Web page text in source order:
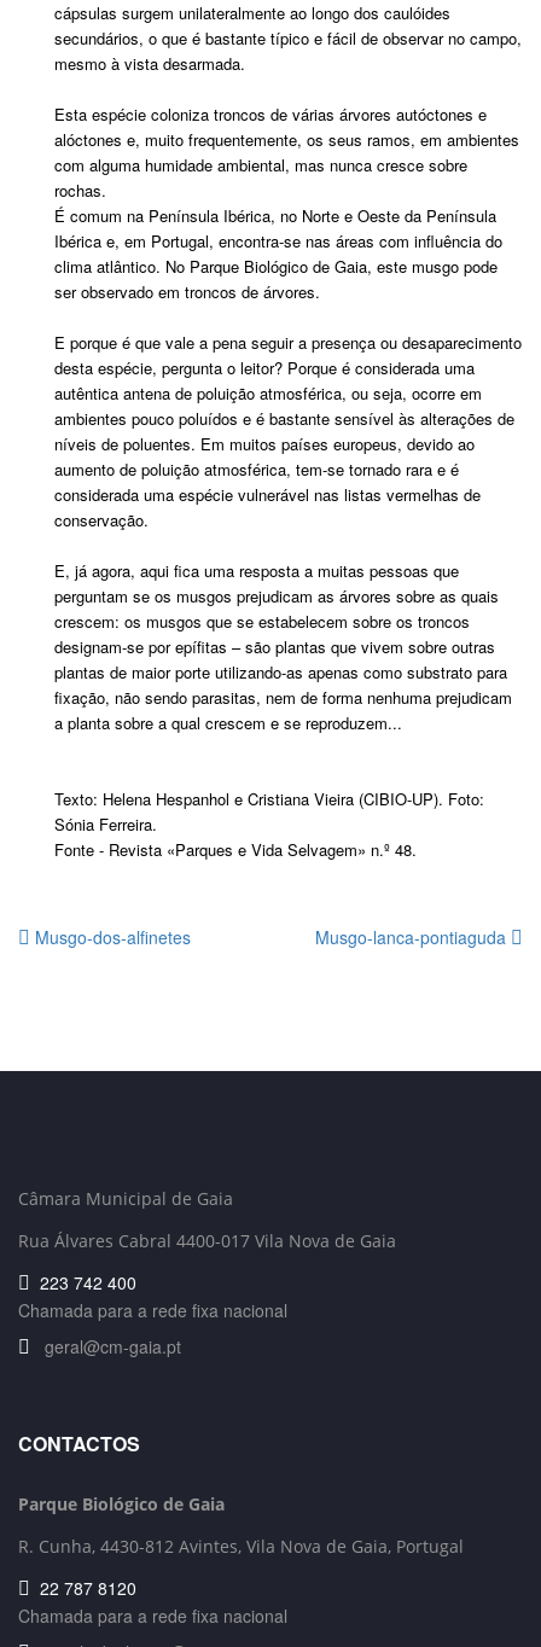
cápsulas surgem unilateralmente ao longo dos caulóides
secundários, o que é bastante típico e fácil de observar no campo,
mesmo à vista desarmada.
Esta espécie coloniza troncos de várias árvores autóctones e
alóctones e, muito frequentemente, os seus ramos, em ambientes
com alguma humidade ambiental, mas nunca cresce sobre
rochas.
É comum na Península Ibérica, no Norte e Oeste da Península
Ibérica e, em Portugal, encontra-se nas áreas com influência do
clima atlântico. No Parque Biológico de Gaia, este musgo pode
ser observado em troncos de árvores.
E porque é que vale a pena seguir a presença ou desaparecimento
desta espécie, pergunta o leitor? Porque é considerada uma
autêntica antena de poluição atmosférica, ou seja, ocorre em
ambientes pouco poluídos e é bastante sensível às alterações de
níveis de poluentes. Em muitos países europeus, devido ao
aumento de poluição atmosférica, tem-se tornado rara e é
considerada uma espécie vulnerável nas listas vermelhas de
conservação.
E, já agora, aqui fica uma resposta a muitas pessoas que
perguntam se os musgos prejudicam as árvores sobre as quais
crescem: os musgos que se estabelecem sobre os troncos
designam-se por epífitas – são plantas que vivem sobre outras
plantas de maior porte utilizando-as apenas como substrato para
fixação, não sendo parasitas, nem de forma nenhuma prejudicam
a planta sobre a qual crescem e se reproduzem...
Texto: Helena Hespanhol e Cristiana Vieira (CIBIO-UP). Foto:
Sónia Ferreira.
Fonte - Revista «Parques e Vida Selvagem» n.º 48.
Musgo-dos-alfinetes Musgo-lanca-pontiaguda
Câmara Municipal de Gaia
Rua Álvares Cabral 4400-017 Vila Nova de Gaia
223 742 400
Chamada para a rede fixa nacional
geral@cm-gaia.pt
CONTACTOS
Parque Biológico de Gaia
R. Cunha, 4430-812 Avintes, Vila Nova de Gaia, Portugal
22 787 8120
Chamada para a rede fixa nacional